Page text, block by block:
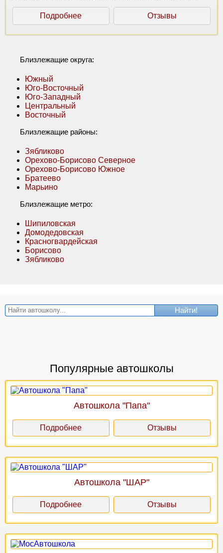
Подробнее Отзывы
Близлежащие округа:
Южный
Юго-Восточный
Юго-Западный
Центральный
Восточный
Близлежащие районы:
Зябликово
Орехово-Борисово Северное
Орехово-Борисово Южное
Братеево
Марьино
Близлежащие метро:
Шипиловская
Домодедовская
Красногвардейская
Борисово
Зябликово
Найти!
Популярные автошколы
Автошкола "Папа"
Подробнее Отзывы
Автошкола "ШАР"
Подробнее Отзывы